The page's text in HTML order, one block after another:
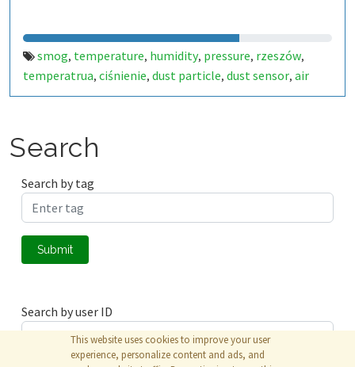
smog, temperature, humidity, pressure, rzeszów,
temperatrua, ciśnienie, dust particle, dust sensor, air
quality,poland air,
Search
Search by tag
Submit
Search by user ID
This website uses cookies to improve your user
experience, personalize content and ads, and